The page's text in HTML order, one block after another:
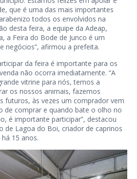
que é uma das mais importantes
todos os envolvidos na
desta feira, a equipe da Adeap,
a Feira do Bode de Junco é um
negócios”, afirmou a prefeita.
da feira é importante para os
não ocorra imediatamente. “A
vitrine para nós, temos a
os nossos animais, fazemos
futuros, às vezes um comprador vem
de comprar e quando bate o olho no
é importante participar”, destacou
de Lagoa do Boi, criador de caprinos
15 anos.